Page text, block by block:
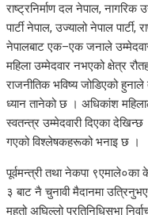
राष्ट्रनिर्माण दल नेपाल, नागरिक
पार्टी नेपाल, उज्यालो नेपाल पार्टी,
नेपालबाट एक–एक जनाले
महिला उम्मेदवार नभएको क्षेत्र
राजनीतिक भविष्य जोडिएको
ध्यान तानेको छ । अधिकांश
स्वतन्त्र उम्मेदवारी दिएका देखिन्छ
गएको विश्लेषकहरूको भनाइ छ ।
पूर्वमन्त्री तथा नेकपा ९एमाले०का
३ बाट नै चुनावी मैदानमा
महतो अघिल्लो प्रतिनिधिसभा